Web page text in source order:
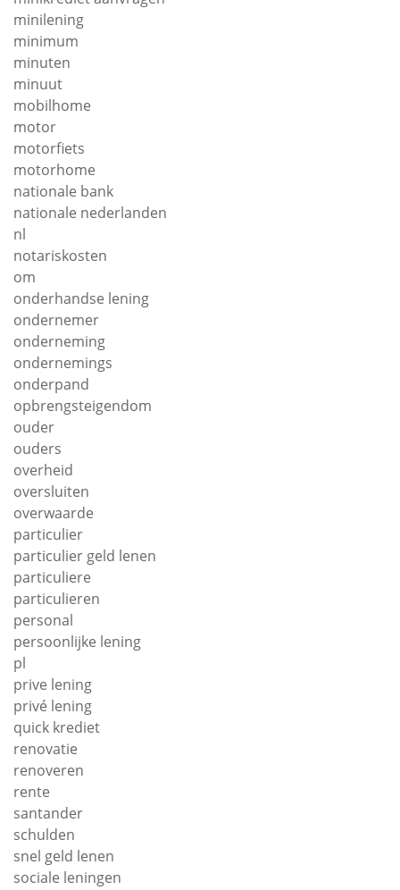
minilening
minimum
minuten
minuut
mobilhome
motor
motorfiets
motorhome
nationale bank
nationale nederlanden
nl
notariskosten
om
onderhandse lening
ondernemer
onderneming
ondernemings
onderpand
opbrengsteigendom
ouder
ouders
overheid
oversluiten
overwaarde
particulier
particulier geld lenen
particuliere
particulieren
personal
persoonlijke lening
pl
prive lening
privé lening
quick krediet
renovatie
renoveren
rente
santander
schulden
snel geld lenen
sociale leningen